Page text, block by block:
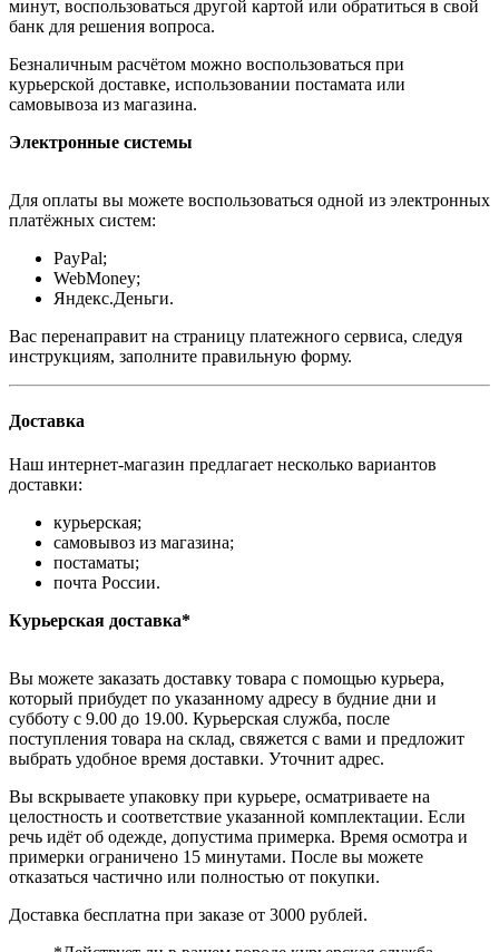
минут, воспользоваться другой картой или обратиться в свой
банк для решения вопроса.
Безналичным расчётом можно воспользоваться при
курьерской доставке, использовании постамата или
самовывоза из магазина.
Электронные системы
Для оплаты вы можете воспользоваться одной из электронных
платёжных систем:
PayPal;
WebMoney;
Яндекс.Деньги.
Вас перенаправит на страницу платежного сервиса, следуя
инструкциям, заполните правильную форму.
Доставка
Наш интернет-магазин предлагает несколько вариантов
доставки:
курьерская;
самовывоз из магазина;
постаматы;
почта России.
Курьерская доставка*
Вы можете заказать доставку товара с помощью курьера,
который прибудет по указанному адресу в будние дни и
субботу с 9.00 до 19.00. Курьерская служба, после
поступления товара на склад, свяжется с вами и предложит
выбрать удобное время доставки. Уточнит адрес.
Вы вскрываете упаковку при курьере, осматриваете на
целостность и соответствие указанной комплектации. Если
речь идёт об одежде, допустима примерка. Время осмотра и
примерки ограничено 15 минутами. После вы можете
отказаться частично или полностью от покупки.
Доставка бесплатна при заказе от 3000 рублей.